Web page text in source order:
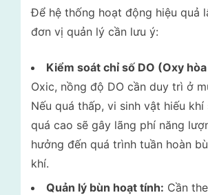
Để hệ thống hoạt động hiệu quả
đơn vị quản lý cần lưu ý:
Kiểm soát chỉ số DO (Oxy
Oxic, nồng độ DO cần duy trì ở
Nếu quá thấp, vi sinh vật hiếu khí
quá cao sẽ gây lãng phí năng
hưởng đến quá trình tuần hoàn
khí.
Quản lý bùn hoạt tính: Cần